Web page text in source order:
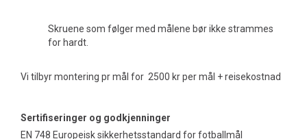
Skruene som følger med målene bør ikke strammes
for hardt.
Vi tilbyr montering pr mål for 2500 kr per mål + reisekostnad
Sertifiseringer og godkjenninger
EN 748 Europeisk sikkerhetsstandard for fotballmål